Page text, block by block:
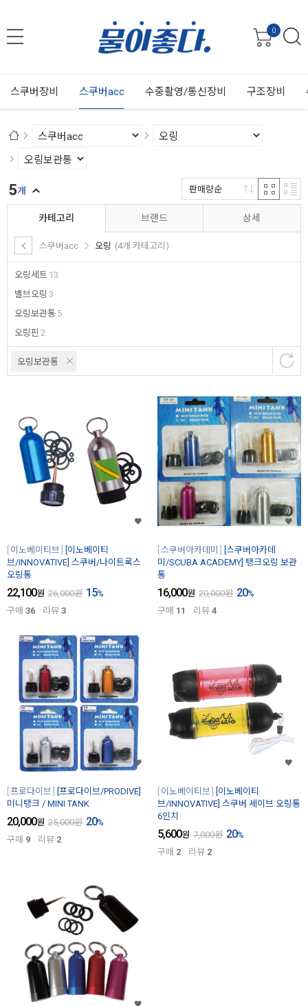
0
스쿠버장비 스쿠버acc 수중촬영/통신장비 구조장비
카테고리
스쿠버acc 오링 (4개 카테고리)
오링세트 13
밸브오링 3
오링보관통 5
오링핀 2
브랜드 상세
오링보관통
5개 판매량순
이노베이티브
[이노베이티
브/INNOVATIVE] 스쿠버/나이트록스
오링통
22,100원 26,000원 15%
구매 36 리뷰 3
스쿠버아카데미
[스쿠버아카데
미/SCUBA ACADEMY] 탱크오링 보관
통
16,000원 20,000원 20%
구매 11 리뷰 4
프로다이브
[프로다이브/PRODIVE]
미니탱크 / MINI TANK
20,000원 25,000원 20%
구매 9 리뷰 2
이노베이티브
[이노베이티
브/INNOVATIVE] 스쿠버 세이브 오링통
6인치
5,600원 7,000원 20%
구매 2 리뷰 2